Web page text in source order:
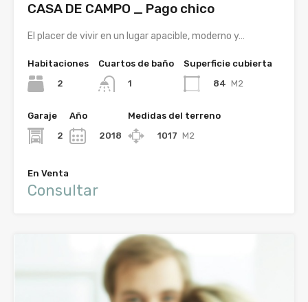
CASA DE CAMPO _ Pago chico
El placer de vivir en un lugar apacible, moderno y…
Habitaciones
2
Cuartos de baño
1
Superficie cubierta
84 M2
Garaje
2
Año
2018
Medidas del terreno
1017 M2
En Venta
Consultar